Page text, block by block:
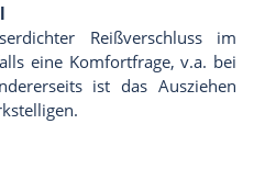
Reißverschluss im
eine Komfortfrage, v.a. bei
ist das Ausziehen